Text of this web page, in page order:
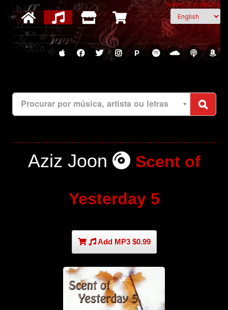
Selecionar idioma
P
Procurar por música, artista ou letras
Aziz Joon Scent of
Yesterday 5
Add MP3 $0.99